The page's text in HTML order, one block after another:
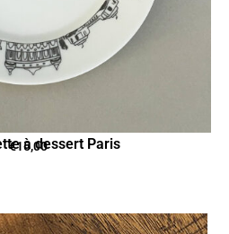
à dessert Paris
€15,00